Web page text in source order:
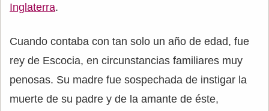
Inglaterra.
Cuando contaba con tan solo un año de edad, fue
rey de Escocia, en circunstancias familiares muy
penosas. Su madre fue sospechada de instigar la
muerte de su padre y de la amante de éste,